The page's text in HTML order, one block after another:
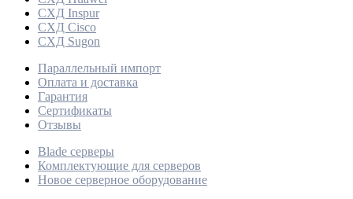
СХД Inspur
СХД Cisco
СХД Sugon
Параллельный импорт
Оплата и доставка
Гарантия
Сертификаты
Отзывы
Blade серверы
Комплектующие для серверов
Новое серверное оборудование